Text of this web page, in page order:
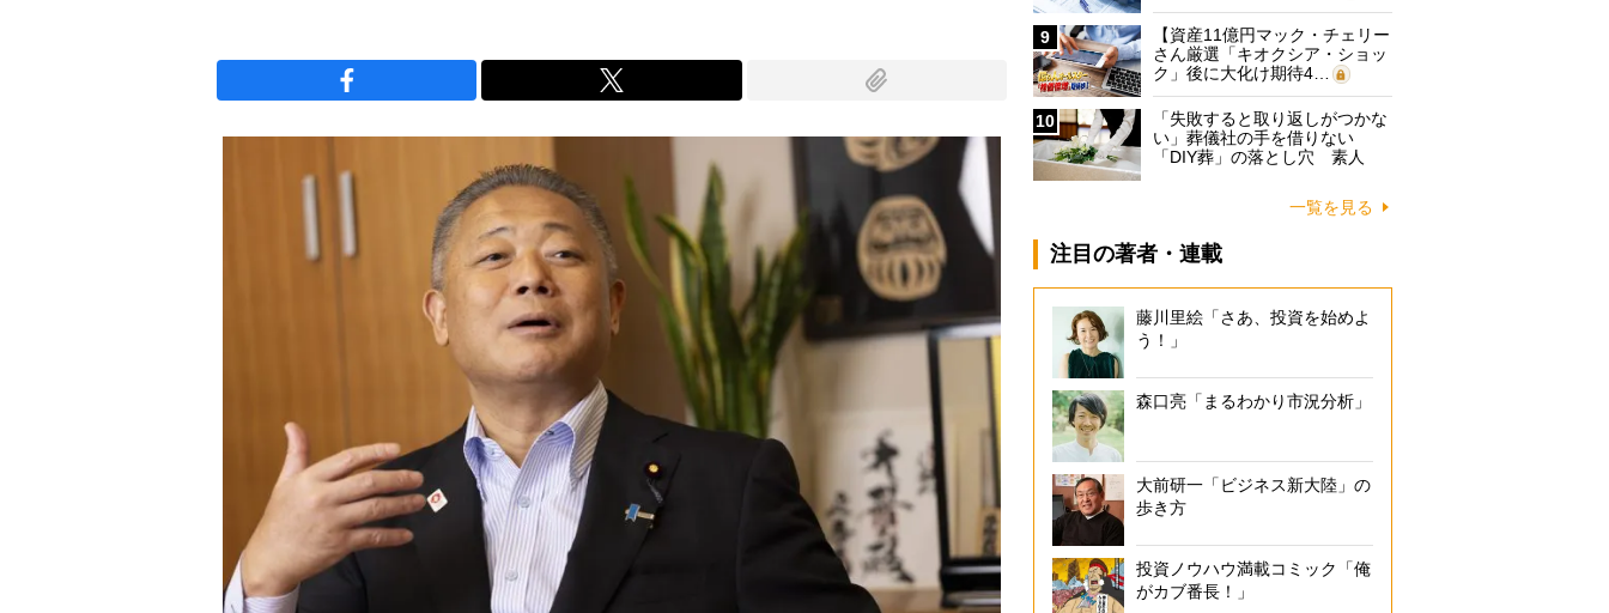
9
【資産11億円マック・チェリー
さん厳選「キオクシア・ショッ
ク」後に大化け期待4…
10
「失敗すると取り返しがつかな
い」葬儀社の手を借りない
「DIY葬」の落とし穴 素人
一覧を見る
注目の著者・連載
藤川里絵「さあ、投資を始めよ
う！」
森口亮「まるわかり市況分析」
大前研一「ビジネス新大陸」の
歩き方
投資ノウハウ満載コミック「俺
がカブ番長！」